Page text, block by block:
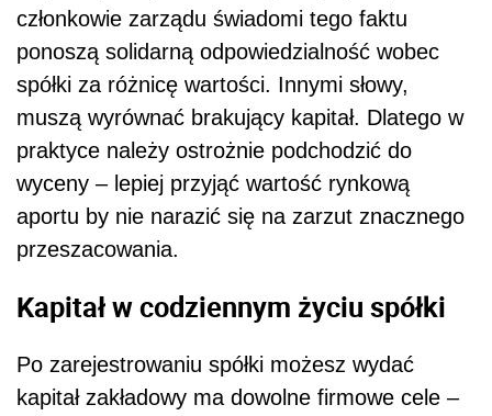
członkowie zarządu świadomi tego faktu
ponoszą solidarną odpowiedzialność wobec
spółki za różnicę wartości. Innymi słowy,
muszą wyrównać brakujący kapitał. Dlatego w
praktyce należy ostrożnie podchodzić do
wyceny – lepiej przyjąć wartość rynkową
aportu by nie narazić się na zarzut znacznego
przeszacowania.
Kapitał w codziennym życiu spółki
Po zarejestrowaniu spółki możesz wydać
kapitał zakładowy ma dowolne firmowe cele –